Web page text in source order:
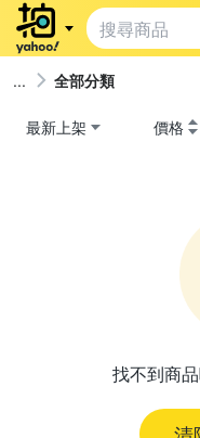
全部分類
最新上架 價格
找不到商